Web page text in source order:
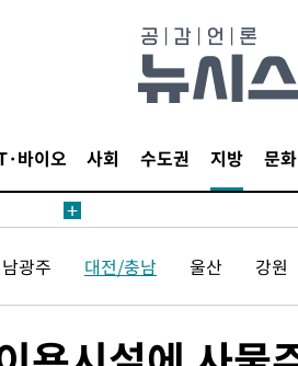
바이오 사회 수도권 지방 문화
광주 대전/충남 울산 강원